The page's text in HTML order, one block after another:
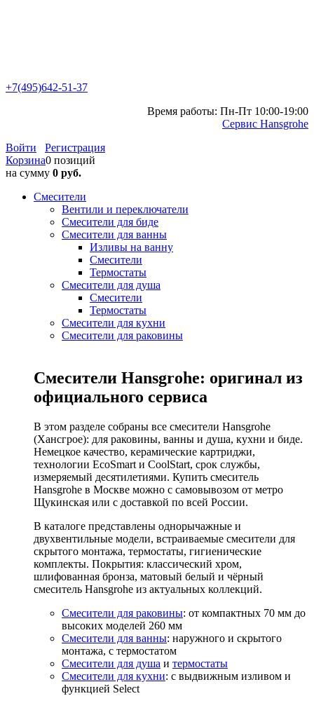
+7(495)642-51-37
Время работы: Пн-Пт 10:00-19:00
Сервис Hansgrohe
Войти
Регистрация
Корзина0 позиций
на сумму 0 руб.
Смесители
Вентили и переключатели
Смесители для биде
Смесители для ванны
Изливы на ванну
Смесители
Термостаты
Смесители для душа
Смесители
Термостаты
Смесители для кухни
Смесители для раковины
Смесители Hansgrohe: оригинал из
официального сервиса
В этом разделе собраны все смесители Hansgrohe
(Хансгрое): для раковины, ванны и душа, кухни и биде.
Немецкое качество, керамические картриджи,
технологии EcoSmart и CoolStart, срок службы,
измеряемый десятилетиями. Купить смеситель
Hansgrohe в Москве можно с самовывозом от метро
Щукинская или с доставкой по всей России.
В каталоге представлены однорычажные и
двухвентильные модели, встраиваемые смесители для
скрытого монтажа, термостаты, гигиенические
комплекты. Покрытия: классический хром,
шлифованная бронза, матовый белый и чёрный
смеситель Hansgrohe из актуальных коллекций.
Смесители для раковины: от компактных 70 мм до
высоких моделей 260 мм
Смесители для ванны: наружного и скрытого
монтажа, с термостатом
Смесители для душа и термостаты
Смесители для кухни: с выдвижным изливом и
функцией Select